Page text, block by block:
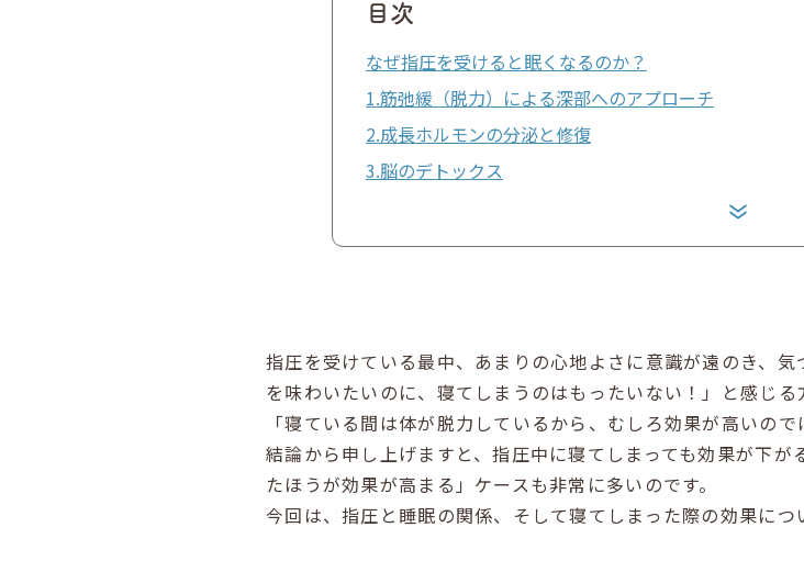
目次
なぜ指圧を受けると眠くなるのか？
1.筋弛緩（脱力）による深部へのアプローチ
2.成長ホルモンの分泌と修復
3.脳のデトックス
指圧を受けている最中、あまりの心地よさに意識が遠のき、
を味わいたいのに、寝てしまうのはもったいない！」と感じる
「寝ている間は体が脱力しているから、むしろ効果が高いので
結論から申し上げますと、指圧中に寝てしまっても効果が下
たほうが効果が高まる」ケースも非常に多いのです。
今回は、指圧と睡眠の関係、そして寝てしまった際の効果につ